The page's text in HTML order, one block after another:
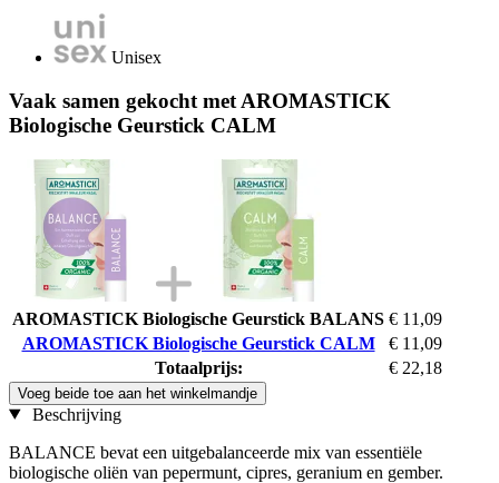
Unisex
Vaak samen gekocht met AROMASTICK
Biologische Geurstick CALM
AROMASTICK Biologische Geurstick BALANS € 11,09
AROMASTICK Biologische Geurstick CALM
€ 11,09
Totaalprijs:
€ 22,18
Voeg beide toe aan het winkelmandje
Beschrijving
BALANCE bevat een uitgebalanceerde mix van essentiële
biologische oliën van pepermunt, cipres, geranium en gember.